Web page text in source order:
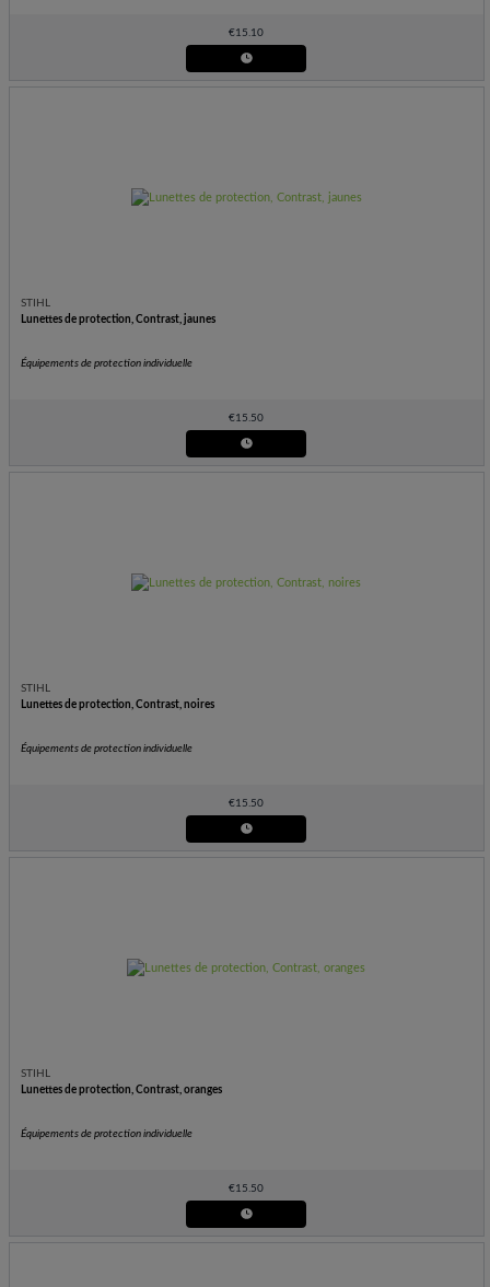
€15.10
STIHL
Lunettes de protection, Contrast, jaunes
Équipements de protection individuelle
€15.50
STIHL
Lunettes de protection, Contrast, noires
Équipements de protection individuelle
€15.50
STIHL
Lunettes de protection, Contrast, oranges
Équipements de protection individuelle
€15.50